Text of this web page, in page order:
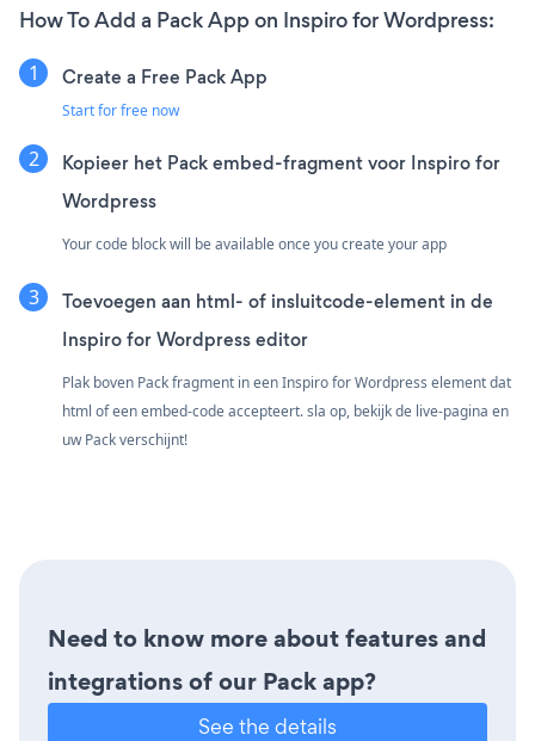
How To Add a Pack App on Inspiro for Wordpress:
Create a Free Pack App
Start for free now
Kopieer het Pack embed-fragment voor Inspiro for
Wordpress
Your code block will be available once you create your app
Toevoegen aan html- of insluitcode-element in de
Inspiro for Wordpress editor
Plak boven Pack fragment in een Inspiro for Wordpress element dat
html of een embed-code accepteert. sla op, bekijk de live-pagina en
uw Pack verschijnt!
Need to know more about features and
integrations of our Pack app?
See the details